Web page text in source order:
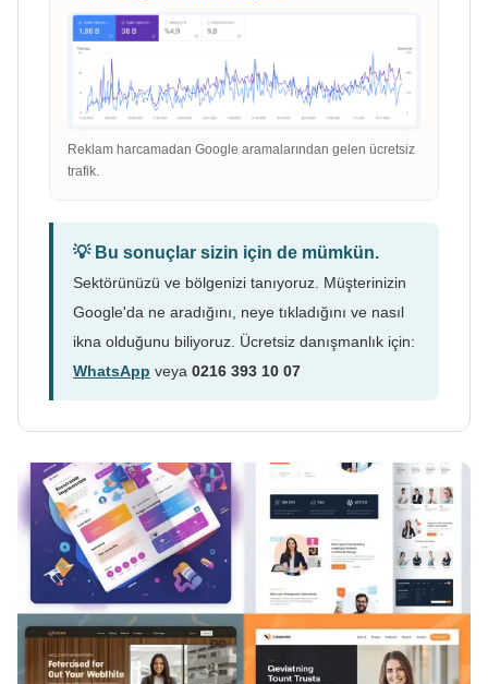
Reklam harcamadan Google aramalarından gelen ücretsiz
trafik.
💡 Bu sonuçlar sizin için de mümkün.
Sektörünüzü ve bölgenizi tanıyoruz. Müşterinizin
Google'da ne aradığını, neye tıkladığını ve nasıl
ikna olduğunu biliyoruz. Ücretsiz danışmanlık için:
WhatsApp veya 0216 393 10 07